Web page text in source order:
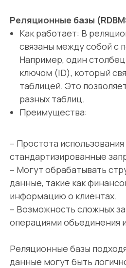
Реляционные базы
Как работает: В
связаны между собой с
Например, один
ключом (ID), который
таблицей. Это
разных таблиц.
Преимущества:
– Простота использования
стандартизированные
– Могут обрабатывать
данные, такие как
информацию о клиентах.
– Возможность сложных
операциями объединения
Реляционные базы
данные могут быть